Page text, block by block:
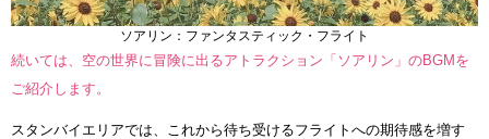
ソアリン：ファンタスティック・フライト
続いては、空の世界に冒険に出るアトラクション「ソアリン」のBGMを
ご紹介します。
スタンバイエリアでは、これから待ち受けるフライトへの期待感を増す